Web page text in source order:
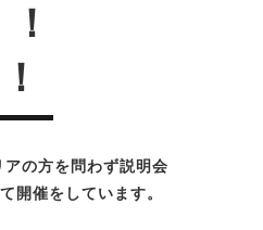
の方を問わず説明会
開催をしています。